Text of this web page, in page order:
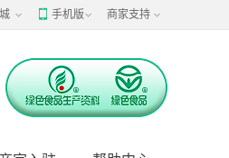
手机版 商家支持